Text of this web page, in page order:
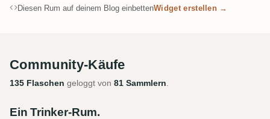
Diesen Rum auf deinem Blog einbettenWidget erstellen →
Community-Käufe
135 Flaschen geloggt von 81 Sammlern.
Ein Trinker-Rum.